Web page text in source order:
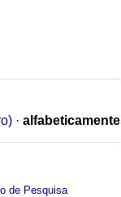
· alfabeticamente
de Pesquisa